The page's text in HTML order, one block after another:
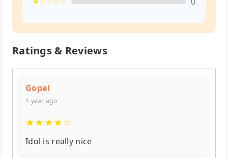
Ratings & Reviews
Gopal
1 year ago
★★★★☆
Idol is really nice